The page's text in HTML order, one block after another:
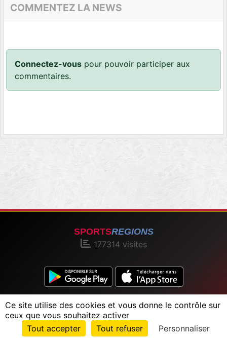
COMMENTEZ LA NEWS
Connectez-vous pour pouvoir participer aux
commentaires.
SPORTSREGIONS
177314 visites
Charte cookies
Gestion des cookies
Informations légales
Signaler un contenu inapproprié
Envie de participer ?
Connexion
Ce site utilise des cookies et vous donne le contrôle sur
ceux que vous souhaitez activer
Tout accepter
Tout refuser Personnaliser